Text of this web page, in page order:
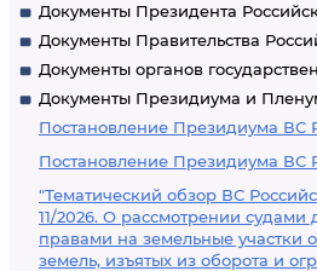
Документы Президента
Документы Правительства
Документы органов
Документы Президиума и
Постановление Президиума ВС
Постановление Президиума ВС
"Тематический обзор ВС
11/2026. О рассмотрении судами
правами на земельные участки
земель, изъятых из оборота и